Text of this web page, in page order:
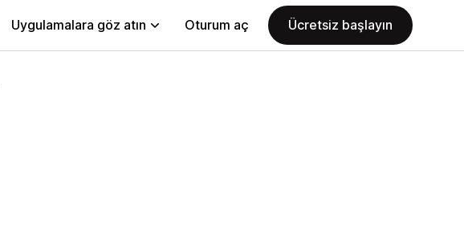
Uygulamalara göz atın Oturum aç Ücretsiz başlayın